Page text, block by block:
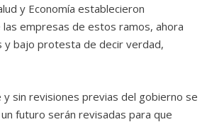
y Economía establecieron
empresas de estos ramos, ahora
y bajo protesta de decir verdad,
sin revisiones previas del gobierno se
futuro serán revisadas para que